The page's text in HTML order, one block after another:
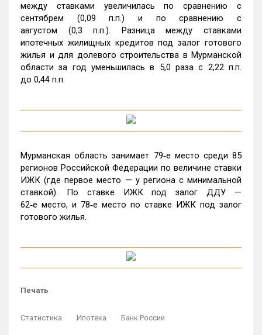
между ставками увеличилась по сравнению с
сентябрем (0,09 п.п.) и по сравнению с
августом (0,3 п.п.). Разница между ставками
ипотечных жилищных кредитов под залог готового
жилья и для долевого строительства в Мурманской
области за год уменьшилась в 5,0 раза с 2,22 п.п.
до 0,44 п.п.
Мурманская область занимает 79‑е место среди 85
регионов Российской Федерации по величине ставки
ИЖК (где первое место — у региона с минимальной
ставкой). По ставке ИЖК под залог ДДУ —
62‑е место, и 78‑е место по ставке ИЖК под залог
готового жилья.
Печать
Статистика Ипотека Банк России